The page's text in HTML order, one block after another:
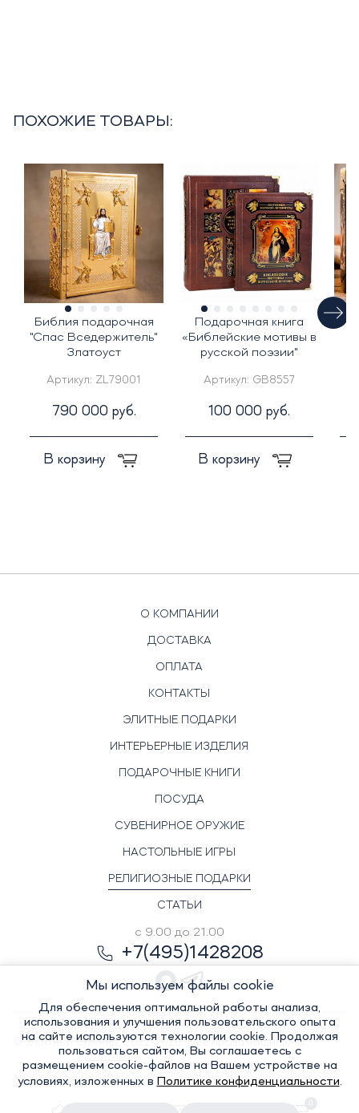
ПОХОЖИЕ ТОВАРЫ:
Библия подарочная
"Спас Вседержитель"
Златоуст
Артикул: ZL79001
790 000 руб.
В корзину
Подарочная книга
«Библейские мотивы в
русской поэзии"
Артикул: GB8557
100 000 руб.
В корзину
О КОМПАНИИ
ДОСТАВКА
ОПЛАТА
КОНТАКТЫ
ЭЛИТНЫЕ ПОДАРКИ
ИНТЕРЬЕРНЫЕ ИЗДЕЛИЯ
ПОДАРОЧНЫЕ КНИГИ
ПОСУДА
СУВЕНИРНОЕ ОРУЖИЕ
НАСТОЛЬНЫЕ ИГРЫ
РЕЛИГИОЗНЫЕ ПОДАРКИ
СТАТЬИ
с 9.00 до 21.00
+7(495)1428208
© Элитный сувенир, 2022-2026. Все права защищены
Политика
Мы используем файлы cookie
Для обеспечения оптимальной работы анализа,
использования и улучшения пользовательского опыта
на сайте используются технологии cookie. Продолжая
пользоваться сайтом, Вы соглашаетесь с
размещением cookie-файлов на Вашем устройстве на
условиях, изложенных в Политике конфиденциальности.